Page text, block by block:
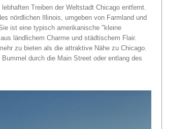
Treiben der Weltstadt Chicago entfernt.
nördlichen Illinois, umgeben von Farmland und
ist eine typisch amerikanische "kleine
ländlichem Charme und städtischem Flair.
zu bieten als die attraktive Nähe zu Chicago.
durch die Main Street oder entlang des